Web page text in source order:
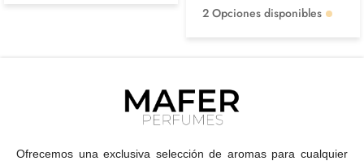
2 Opciones disponibles
Ofrecemos una exclusiva selección de aromas para cualquier